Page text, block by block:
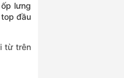
lưng
đầu
từ trên